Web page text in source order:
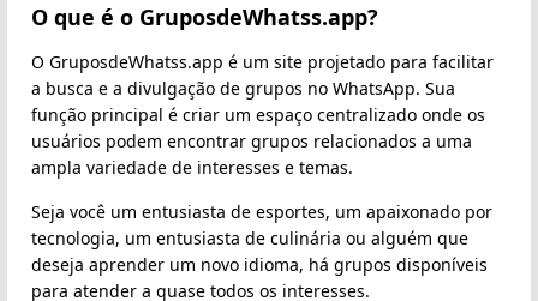
O que é o GruposdeWhatss.app?
O GruposdeWhatss.app é um site projetado para facilitar
a busca e a divulgação de grupos no WhatsApp. Sua
função principal é criar um espaço centralizado onde os
usuários podem encontrar grupos relacionados a uma
ampla variedade de interesses e temas.
Seja você um entusiasta de esportes, um apaixonado por
tecnologia, um entusiasta de culinária ou alguém que
deseja aprender um novo idioma, há grupos disponíveis
para atender a quase todos os interesses.